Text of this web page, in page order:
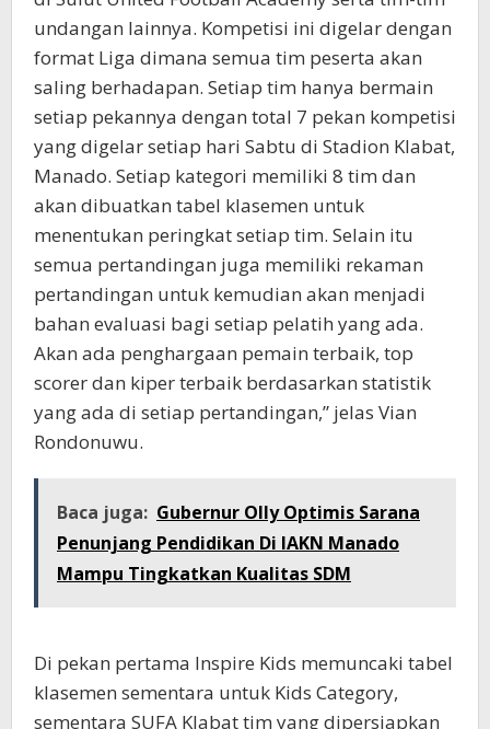
undangan lainnya. Kompetisi ini digelar dengan
format Liga dimana semua tim peserta akan
saling berhadapan. Setiap tim hanya bermain
setiap pekannya dengan total 7 pekan kompetisi
yang digelar setiap hari Sabtu di Stadion Klabat,
Manado. Setiap kategori memiliki 8 tim dan
akan dibuatkan tabel klasemen untuk
menentukan peringkat setiap tim. Selain itu
semua pertandingan juga memiliki rekaman
pertandingan untuk kemudian akan menjadi
bahan evaluasi bagi setiap pelatih yang ada.
Akan ada penghargaan pemain terbaik, top
scorer dan kiper terbaik berdasarkan statistik
yang ada di setiap pertandingan,” jelas Vian
Rondonuwu.
Baca juga: Gubernur Olly Optimis Sarana
Penunjang Pendidikan Di IAKN Manado
Mampu Tingkatkan Kualitas SDM
Di pekan pertama Inspire Kids memuncaki tabel
klasemen sementara untuk Kids Category,
sementara SUFA Klabat tim yang dipersiapkan